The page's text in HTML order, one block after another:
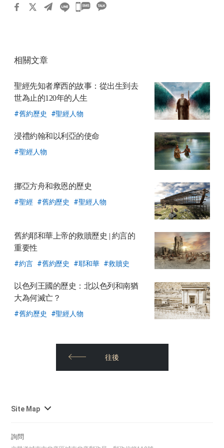
카
하
相關文章
聖經先知者摩西的故事：從出生到去
世為止的120年的人生
舊約歷史 聖經人物
浸禮約翰和以利亞的使命
聖經人物
挪亞方舟和救恩的歷史
聖經 舊約歷史 聖經人物
舊約耶和華上帝的救贖歷史 | 約言的
重要性
約言 舊約歷史 耶和華 救贖史
以色列王國的歷史：北以色列和南猶
大為何滅亡？
舊約歷史 聖經人物
往後
Site Map 사
詢問